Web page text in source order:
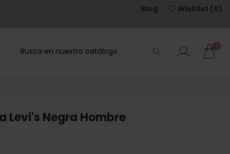
Blog Wishlist (0)
0
Levi's Negra Hombre